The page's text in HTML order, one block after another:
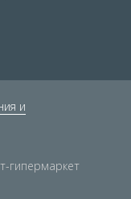
и
гипермаркет